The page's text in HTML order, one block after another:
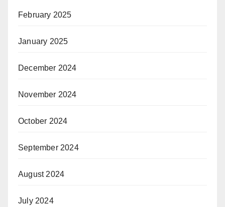
February 2025
January 2025
December 2024
November 2024
October 2024
September 2024
August 2024
July 2024